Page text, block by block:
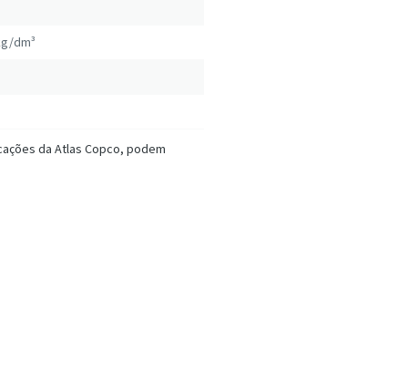
dm³
da Atlas Copco, podem